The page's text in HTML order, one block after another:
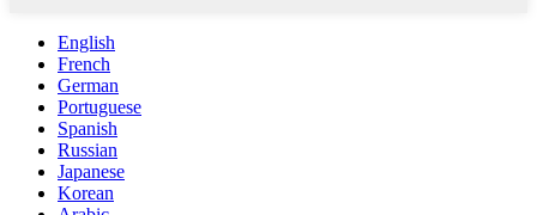
English
French
German
Portuguese
Spanish
Russian
Japanese
Korean